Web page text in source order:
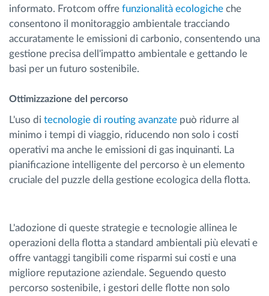
informato. Frotcom offre funzionalità ecologiche che
consentono il monitoraggio ambientale tracciando
accuratamente le emissioni di carbonio, consentendo una
gestione precisa dell'impatto ambientale e gettando le
basi per un futuro sostenibile.
Ottimizzazione del percorso
L'uso di tecnologie di routing avanzate può ridurre al
minimo i tempi di viaggio, riducendo non solo i costi
operativi ma anche le emissioni di gas inquinanti. La
pianificazione intelligente del percorso è un elemento
cruciale del puzzle della gestione ecologica della flotta.
L'adozione di queste strategie e tecnologie allinea le
operazioni della flotta a standard ambientali più elevati e
offre vantaggi tangibili come risparmi sui costi e una
migliore reputazione aziendale. Seguendo questo
percorso sostenibile, i gestori delle flotte non solo